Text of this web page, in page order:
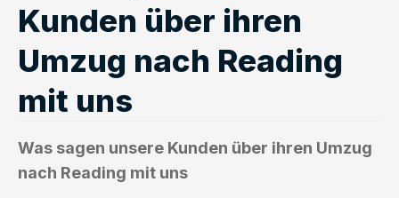
Kunden über ihren
Umzug nach Reading
mit uns
Was sagen unsere Kunden über ihren Umzug
nach Reading mit uns